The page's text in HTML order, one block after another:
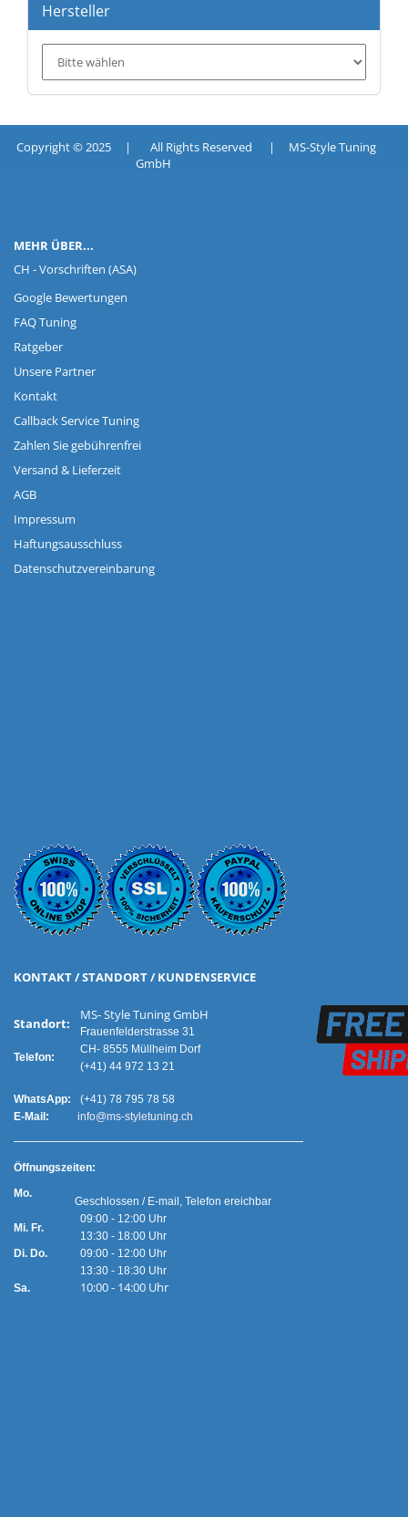
Hersteller
Copyright © 2025 | All Rights Reserved | MS-Style Tuning
GmbH
MEHR ÜBER...
CH - Vorschriften (ASA)
Google Bewertungen
FAQ Tuning
Ratgeber
Unsere Partner
Kontakt
Callback Service Tuning
Zahlen Sie gebührenfrei
Versand & Lieferzeit
AGB
Impressum
Haftungsausschluss
Datenschutzvereinbarung
KONTAKT / STANDORT / KUNDENSERVICE
Standort:
Telefon:
MS- Style Tuning GmbH
Frauenfelderstrasse 31
CH- 8555 Müllheim Dorf
(+41) 44 972 13 21
WhatsApp:
(+41) 78 795 78 58
E-Mail:
info@ms-styletuning.ch
Öffnungszeiten:
Mo.
Mi. Fr.
Geschlossen / E-mail, Telefon ereichbar
09:00 - 12:00 Uhr
13:30 - 18:00 Uhr
Di. Do.
Sa.
09:00 - 12:00 Uhr
13:30 - 18:30 Uhr
10:00 - 14:00 Uhr